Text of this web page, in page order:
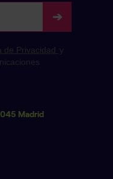
Madrid